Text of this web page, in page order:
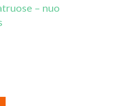
– nuo